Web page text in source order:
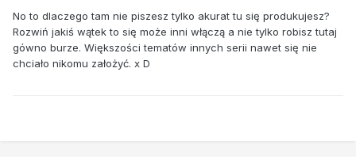
No to dlaczego tam nie piszesz tylko akurat tu się produkujesz?
Rozwiń jakiś wątek to się może inni włączą a nie tylko robisz tutaj
gówno burze. Większości tematów innych serii nawet się nie
chciało nikomu założyć. x D